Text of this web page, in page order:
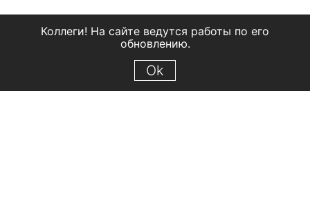
Коллеги! На сайте ведутся работы по его
обновлению.
Ok